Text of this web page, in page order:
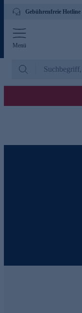
Gebührenfreie Hotline
Menü